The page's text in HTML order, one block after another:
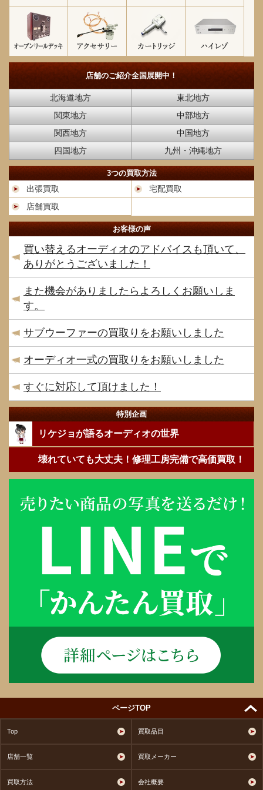
店舗のご紹介全国展開中！
北海道地方
東北地方
関東地方
中部地方
関西地方
中国地方
四国地方
九州・沖縄地方
3つの買取方法
出張買取
宅配買取
店舗買取
お客様の声
買い替えるオーディオのアドバイスも頂いて、
ありがとうございました！
また機会がありましたらよろしくお願いしま
す。
サブウーファーの買取りをお願いしました
オーディオ一式の買取りをお願いしました
すぐに対応して頂けました！
特別企画
リケジョが語るオーディオの世界
壊れていても大丈夫！修理工房完備で高価買取！
ページTOP
Top 買取品目
店舗一覧 買取メーカー
買取方法 会社概要